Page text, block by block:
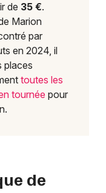
de 35 €.
Marion
par
en 2024, il
places
toutes les
tournée pour
de